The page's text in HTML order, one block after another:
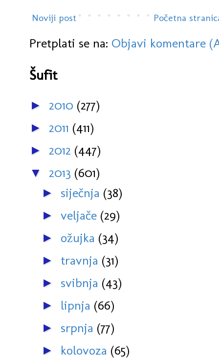
Noviji post Početna
Pretplati se na: Objavi komentare
Šufit
► 2010 (277)
► 2011 (411)
► 2012 (447)
▼ 2013 (601)
► siječnja (38)
► veljače (29)
► ožujka (34)
► travnja (31)
► svibnja (43)
► lipnja (66)
► srpnja (77)
► kolovoza (65)